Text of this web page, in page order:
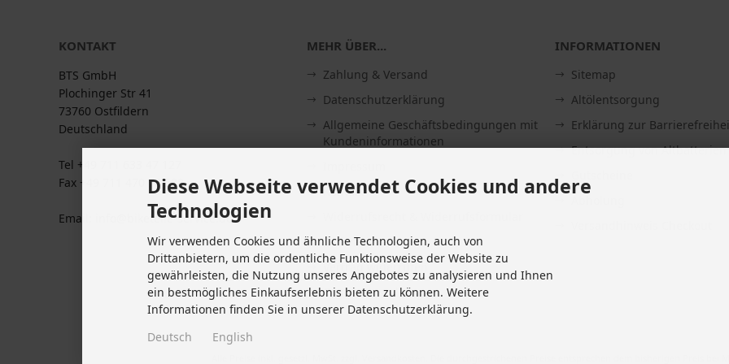
KONTAKT
BTS GmbH
Plochinger Str 41
73760 Ostfildern
Deutschland
Tel +49 711 633 47 127
Fax +49 711 470 76 588
Email: info@biketeile-service.de
MEHR ÜBER...
Zahlung & Versand
Datenschutzerklärung
Allgemeine Geschäftsbedingungen mit
Kundeninformationen
Kontakt
Lieferzeit
Vertrag widerrufen
Cookie Einstellungen
INFORMATIONEN
Sitemap
Altölentsorgung
Erklärung zur
Entsorgung von Altbatterien
Diese Webseite verwendet Cookies und andere
Technologien
Wir verwenden Cookies und ähnliche Technologien, auch von
Drittanbietern, um die ordentliche Funktionsweise der Website zu
gewährleisten, die Nutzung unseres Angebotes zu analysieren und Ihnen
ein bestmögliches Einkaufserlebnis bieten zu können. Weitere
Informationen finden Sie in unserer Datenschutzerklärung.
Deutsch English